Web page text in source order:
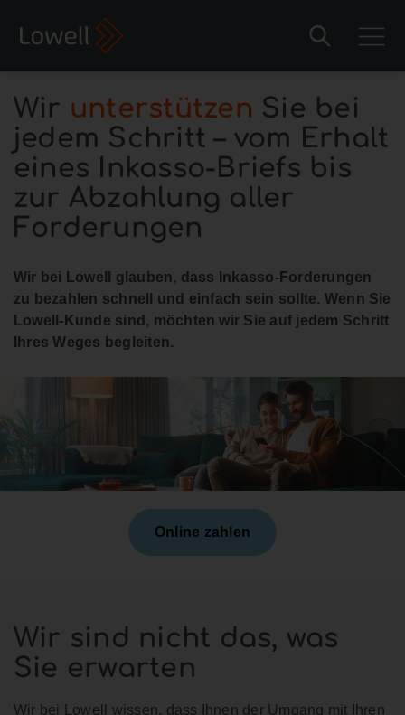
Wir unterstützen Sie bei
jedem Schritt – vom Erhalt
eines Inkasso-Briefs bis
zur Abzahlung aller
Forderungen
Wir bei Lowell glauben, dass Inkasso-Forderungen
zu bezahlen schnell und einfach sein sollte. Wenn Sie
Lowell-Kunde sind, möchten wir Sie auf jedem Schritt
Ihres Weges begleiten.
Online zahlen
Wir sind nicht das, was
Sie erwarten
Wir bei Lowell wissen, dass Ihnen der Umgang mit Ihren